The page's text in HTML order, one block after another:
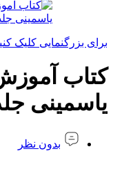
برای بزرگنمایی کلیک
کتاب
یاسمینی
بدون نظر